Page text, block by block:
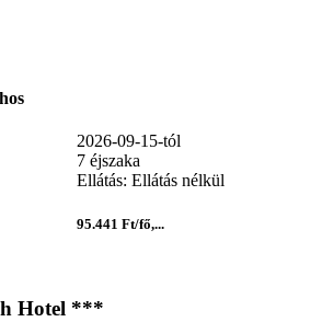
2026-09-15-tól
7 éjszaka
Ellátás: Ellátás nélkül
95.441 Ft/fő,...
Hotel ***